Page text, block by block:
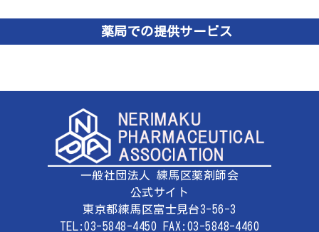
薬局での提供サービス
一般社団法人 練馬区薬剤師会
公式サイト
東京都練馬区富士見台3-56-3
TEL:03-5848-4450 FAX:03-5848-4460